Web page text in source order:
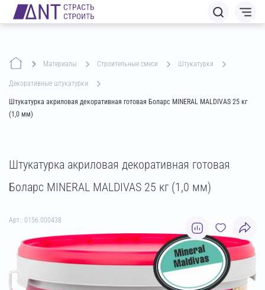
Материалы строительные смеси штукатурки
декоративные штукатурки
Штукатурка акриловая декоративная готовая Боларс MINERAL MALDIVAS 25 кг
(1,0 мм)
Штукатурка акриловая декоративная готовая
Боларс MINERAL MALDIVAS 25 кг (1,0 мм)
Арт.: 0156.000438